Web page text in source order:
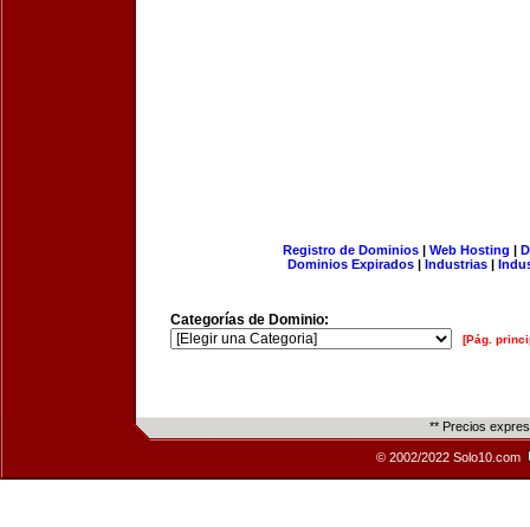
Registro de Dominios| Web Hosting |
Dominios Expirados | Industrias |
Categorías de Dominio:
[Pág.
** Precios
© 2002/2022 Solo10.com